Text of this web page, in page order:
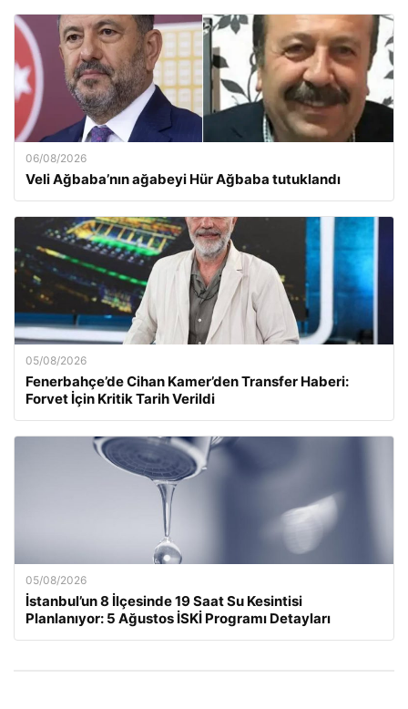
06/08/2026
Veli Ağbaba’nın ağabeyi Hür Ağbaba tutuklandı
05/08/2026
Fenerbahçe’de Cihan Kamer’den Transfer Haberi:
Forvet İçin Kritik Tarih Verildi
05/08/2026
İstanbul’un 8 İlçesinde 19 Saat Su Kesintisi
Planlanıyor: 5 Ağustos İSKİ Programı Detayları